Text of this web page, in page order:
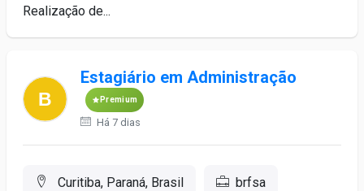
Realização de...
Estagiário em Administração
Premium
Há 7 dias
Curitiba, Paraná, Brasil brfsa